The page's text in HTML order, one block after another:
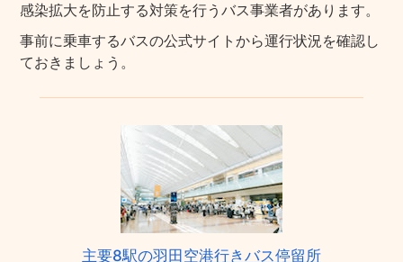
感染拡大を防止する対策を行うバス事業者があります。
事前に乗車するバスの公式サイトから運行状況を確認し
ておきましょう。
主要8駅の羽田空港行きバス停留所